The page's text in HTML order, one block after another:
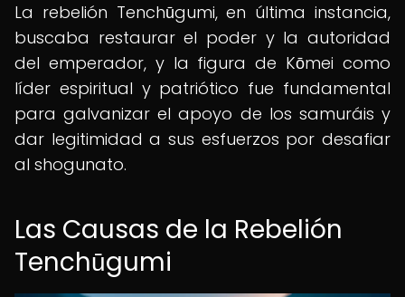
La rebelión Tenchūgumi, en última instancia,
buscaba restaurar el poder y la autoridad
del emperador, y la figura de Kōmei como
líder espiritual y patriótico fue fundamental
para galvanizar el apoyo de los samuráis y
dar legitimidad a sus esfuerzos por desafiar
al shogunato.
Las Causas de la Rebelión
Tenchūgumi